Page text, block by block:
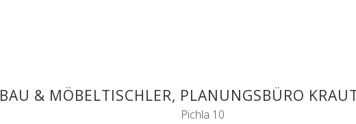
BAU & MÖBELTISCHLER, PLANUNGSBÜRO
Pichla 10